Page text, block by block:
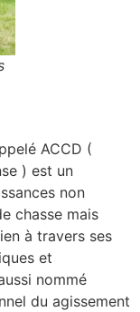
ACCD (
) est un
non
chasse mais
à travers ses
et
nommé
du agissement